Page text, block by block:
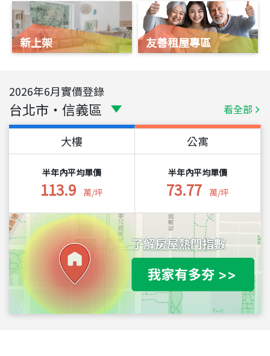
新上架 友善租屋專區
2026年6月實價登錄
台北市 ・ 信義區 看全部
大樓
半年內平均單價
113.9 萬/坪
公寓
半年內平均單價
73.77 萬/坪